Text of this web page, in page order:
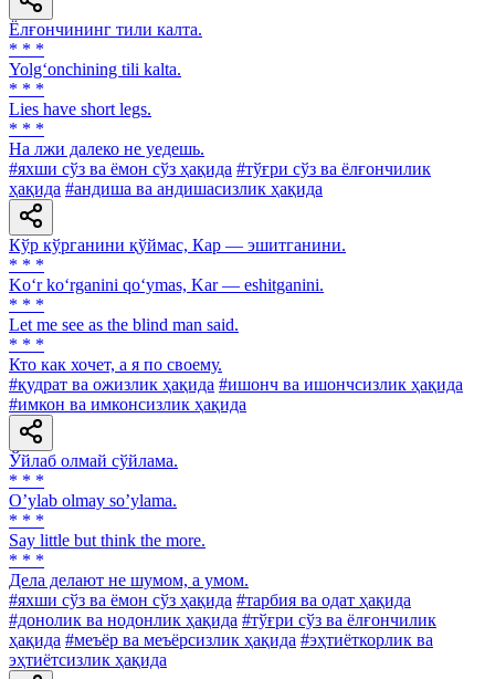
Ёлғончининг тили калта.
* * *
Yolg‘onchining tili kalta.
* * *
Lies have short legs.
* * *
На лжи далеко не уедешь.
#яхши сўз ва ёмон сўз ҳақида #тўғри сўз ва ёлғончилик
ҳақида #андиша ва андишасизлик ҳақида
Кўр кўрганини қўймас, Кар — эшитганини.
* * *
Ko‘r ko‘rganini qo‘ymas, Kar — eshitganini.
* * *
Let me see as the blind man said.
* * *
Кто как хочет, а я по своему.
#қудрат ва ожизлик ҳақида #ишонч ва ишончсизлик ҳақида
#имкон ва имконсизлик ҳақида
Ўйлаб олмай сўйлама.
* * *
Oʼylab olmay soʼylama.
* * *
Say little but think the more.
* * *
Дела делают не шумом, а умом.
#яхши сўз ва ёмон сўз ҳақида #тарбия ва одат ҳақида
#донолик ва нодонлик ҳақида #тўғри сўз ва ёлғончилик
ҳақида #меъёр ва меъёрсизлик ҳақида #эҳтиёткорлик ва
эҳтиётсизлик ҳақида